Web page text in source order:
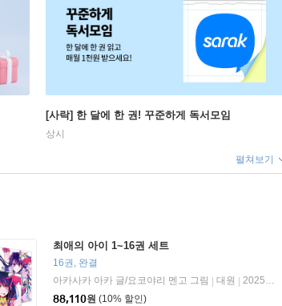
[사락] 한 달에 한 권! 꾸준하게 독서모임
상시
펼쳐보기
최애의 아이 1~16권 세트
16권, 완결
아카사카 아카 글/요코야리 멘고 그림
대원
2025년 05월 30일
88,110원 (10% 할인)